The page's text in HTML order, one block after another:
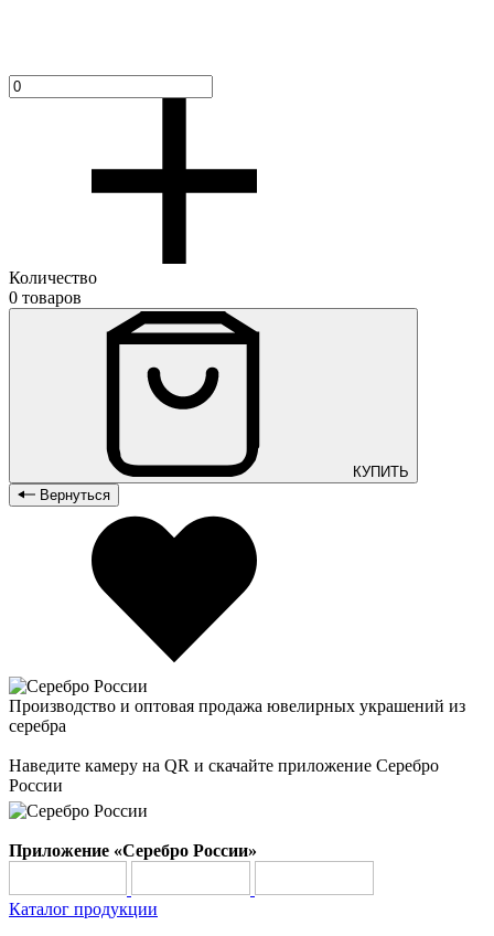
Количество
0 товаров
КУПИТЬ
Вернуться
Производство и оптовая продажа ювелирных украшений из
серебра
Наведите камеру на QR и скачайте приложение Серебро
России
Приложение «Серебро России»
Каталог продукции